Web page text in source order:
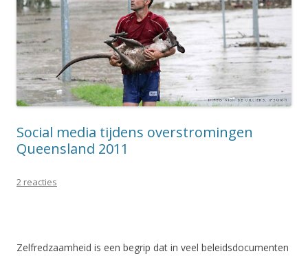
Social media tijdens overstromingen
Queensland 2011
2 reacties
Zelfredzaamheid is een begrip dat in veel beleidsdocumenten